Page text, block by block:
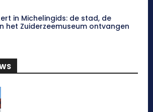
in Michelingids: de stad, de
het Zuiderzeemuseum ontvangen